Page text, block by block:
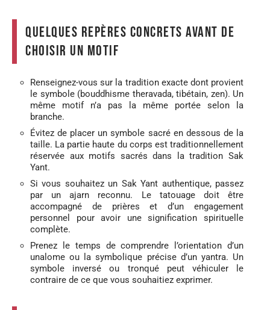
Quelques repères concrets avant de
choisir un motif
Renseignez-vous sur la tradition exacte dont provient
le symbole (bouddhisme theravada, tibétain, zen). Un
même motif n’a pas la même portée selon la
branche.
Évitez de placer un symbole sacré en dessous de la
taille. La partie haute du corps est traditionnellement
réservée aux motifs sacrés dans la tradition Sak
Yant.
Si vous souhaitez un Sak Yant authentique, passez
par un ajarn reconnu. Le tatouage doit être
accompagné de prières et d’un engagement
personnel pour avoir une signification spirituelle
complète.
Prenez le temps de comprendre l’orientation d’un
unalome ou la symbolique précise d’un yantra. Un
symbole inversé ou tronqué peut véhiculer le
contraire de ce que vous souhaitiez exprimer.